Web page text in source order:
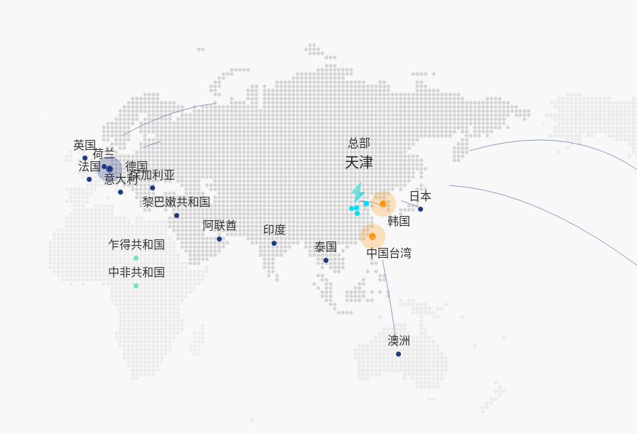
总部
天津
德国
中国台湾
韩国
英国
印度
日本
澳洲
荷兰
意大利
法国
黎巴嫩共和国
保加利亚
阿联酋
泰国
中非共和国
乍得共和国